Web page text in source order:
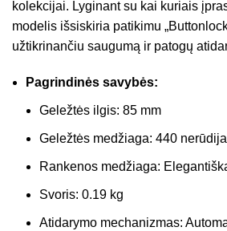
kolekcijai. Lyginant su kai kuriais
modelis išsiskiria patikimu
užtikrinančiu saugumą ir patogų
Pagrindinės savybės:
Geležtės ilgis: 85 mm
Geležtės medžiaga: 440
Rankenos medžiaga:
Svoris: 0.19 kg
Atidarymo mechanizmas: